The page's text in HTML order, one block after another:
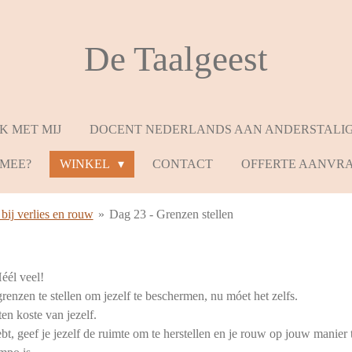
De Taalgeest
MET MIJ DOCENT NEDERLANDS AAN
WINKEL CONTACT OFFERTE
verlies en rouw » Dag 23 - Grenzen stellen
veel!
te stellen om jezelf te beschermen, nu móet het zelfs.
koste van jezelf.
geef je jezelf de ruimte om te herstellen en je rouw op jouw manier